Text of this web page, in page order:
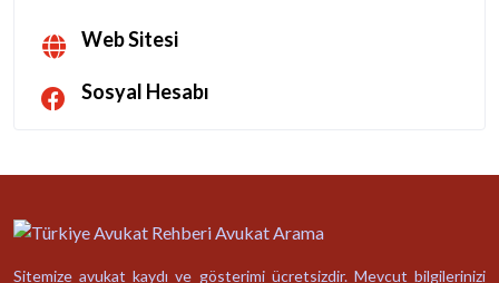
Web Sitesi
Sosyal Hesabı
Sitemize avukat kaydı ve gösterimi ücretsizdir. Mevcut bilgilerinizi